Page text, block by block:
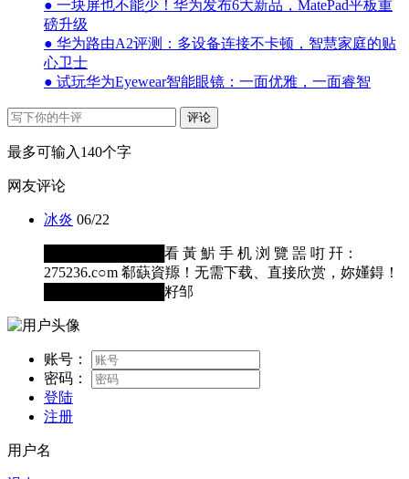
● 一块屏也不能少！华为发布6大新品，MatePad平板重
磅升级
● 华为路由A2评测：多设备连接不卡顿，智慧家庭的贴
心卫士
● 试玩华为Eyewear智能眼镜：一面优雅，一面睿智
评论
最多可输入140个字
网友评论
冰炎 06/22
████████████看 黃 魸 手 机 浏 覽 噐 咑 幵：
275236.c○m 郗蒛資羱！无需下载、直接欣赏，妳嬞鍀！
████████████籽邹
账号：
密码：
登陆
注册
用户名